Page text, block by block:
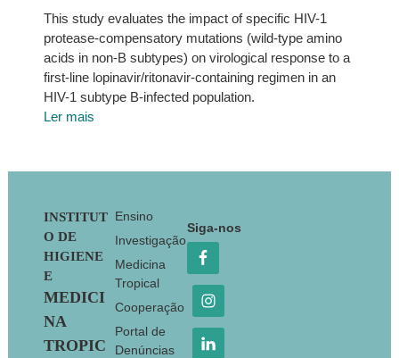
This study evaluates the impact of specific HIV-1
protease-compensatory mutations (wild-type amino
acids in non-B subtypes) on virological response to a
first-line lopinavir/ritonavir-containing regimen in an
HIV-1 subtype B-infected population.
Ler mais
Footer
INSTITUT
O DE
HIGIENE
E
MEDICI
NA
TROPIC
Ensino
Investigação
Medicina
Tropical
Cooperação
Portal de
Denúncias
Siga-nos